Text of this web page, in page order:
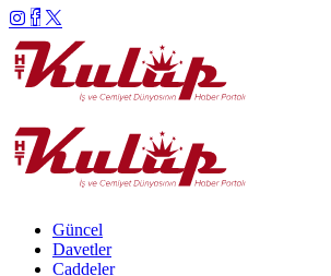
Güncel
Davetler
Caddeler